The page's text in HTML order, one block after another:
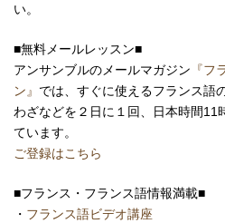
い。
■無料メールレッスン■
アンサンブルのメールマガジン 『フ
ン』 では、すぐに使えるフランス語
わざなどを２日に１回、日本時間11
ています。
ご登録はこちら
■フランス・フランス語情報満載■
・ フランス語ビデオ講座